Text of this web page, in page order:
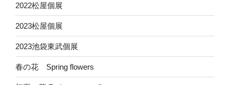
2022松屋個展
2023松屋個展
2023池袋東武個展
春の花 Spring flowers